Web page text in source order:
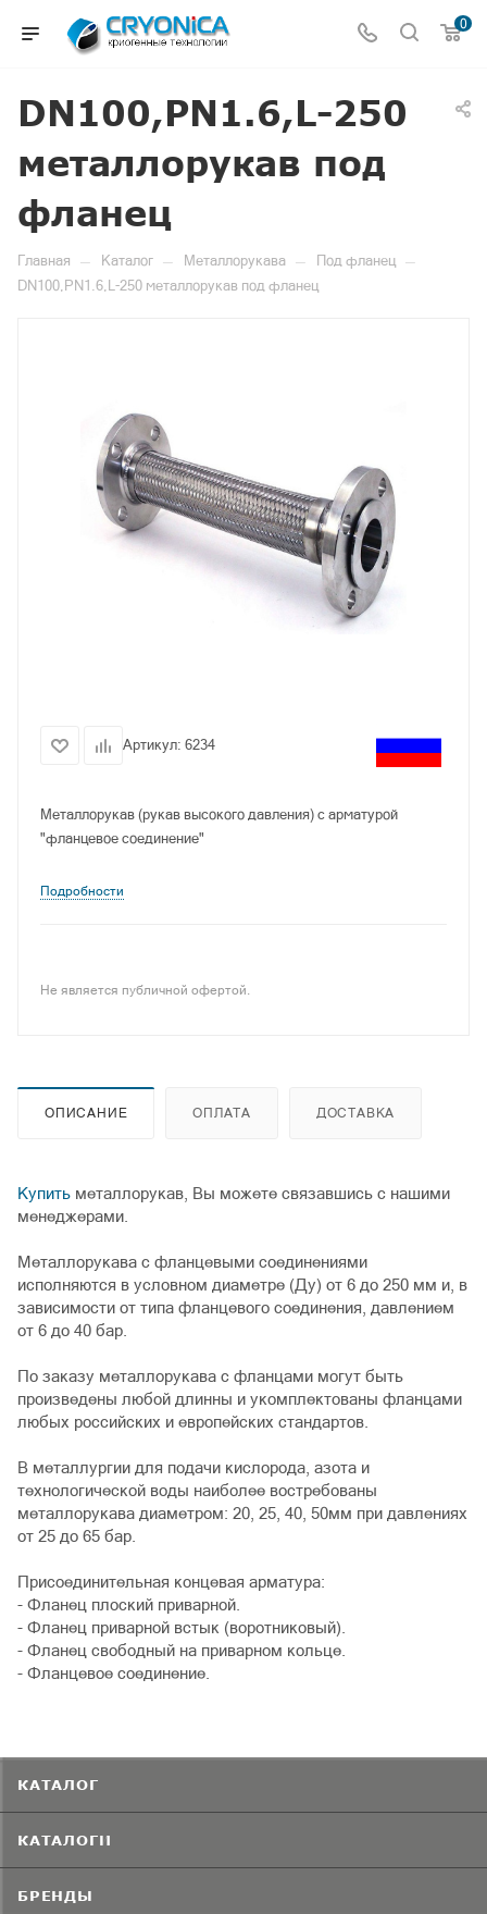
0
DN100,PN1.6,L-250
металлорукав под
фланец
Главная — Каталог — Металлорукава — Под фланец —
DN100,PN1.6,L-250 металлорукав под фланец
Артикул: 6234
Металлорукав (рукав высокого давления) с арматурой
"фланцевое соединение"
Подробности
Не является публичной офертой.
ОПИСАНИЕ ОПЛАТА ДОСТАВКА
Купить металлорукав, Вы можете связавшись с нашими
менеджерами.
Металлорукава с фланцевыми соединениями
исполняются в условном диаметре (Ду) от 6 до 250 мм и, в
зависимости от типа фланцевого соединения, давлением
от 6 до 40 бар.
По заказу металлорукава с фланцами могут быть
произведены любой длинны и укомплектованы фланцами
любых российских и европейских стандартов.
В металлургии для подачи кислорода, азота и
технологической воды наиболее востребованы
металлорукава диаметром: 20, 25, 40, 50мм при давлениях
от 25 до 65 бар.
Присоединительная концевая арматура:
- Фланец плоский приварной.
- Фланец приварной встык (воротниковый).
- Фланец свободный на приварном кольце.
- Фланцевое соединение.
КАТАЛОГ
КАТАЛОГИ
БРЕНДЫ